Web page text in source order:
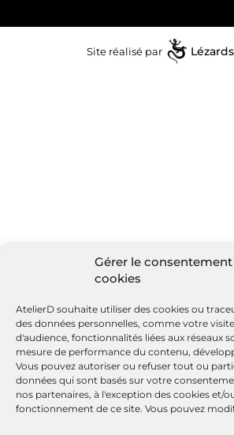
Gérer le
cookies
AtelierD souhaite utiliser des cookies ou
des données personnelles, comme votre
d'audience, fonctionnalités liées aux réseaux
mesure de performance du contenu,
Vous pouvez autoriser ou refuser tout ou
données qui sont basés sur votre
nos partenaires, à l'exception des cookies et/
fonctionnement de ce site. Vous pouvez
Site réalisé par Lézards